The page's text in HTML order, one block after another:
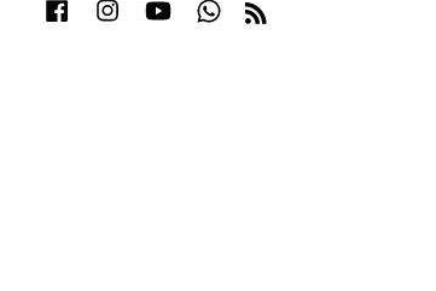
Facebook Instagram YouTube Whatsapp